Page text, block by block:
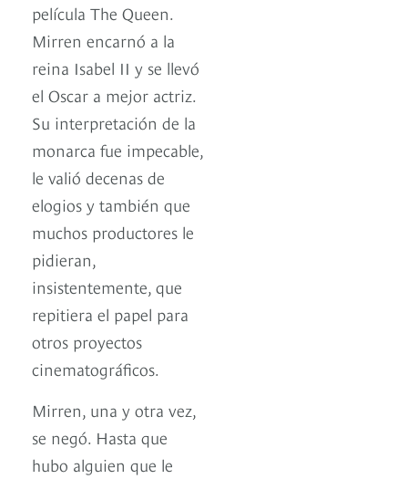
película The Queen.
Mirren encarnó a la
reina Isabel II y se llevó
el Oscar a mejor actriz.
Su interpretación de la
monarca fue impecable,
le valió decenas de
elogios y también que
muchos productores le
pidieran,
insistentemente, que
repitiera el papel para
otros proyectos
cinematográficos.
Mirren, una y otra vez,
se negó. Hasta que
hubo alguien que le